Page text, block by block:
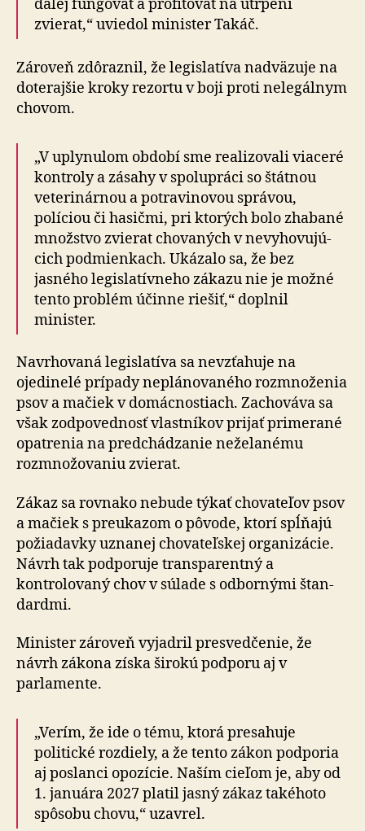
ďalej fungovať a pro­fi­to­vať na utrpení
zvierat,“ uviedol minister Takáč.
Zároveň zdôraznil, že legislatíva nadväzuje na
doterajšie kroky rezortu v boji proti nelegálnym
chovom.
„V uplynulom období sme realizovali viaceré
kontroly a zásahy v spolupráci so štátnou
veterinárnou a po­tra­vi­no­vou správou,
políciou či hasičmi, pri ktorých bolo zhabané
množstvo zvierat chovaných v ne­vy­ho­vu­jú­
cich podmienkach. Ukázalo sa, že bez
jasného le­gis­la­tív­ne­ho zákazu nie je možné
tento problém účinne riešiť,“ doplnil
minister.
Navrhovaná legislatíva sa nevzťahuje na
ojedinelé prípady neplánovaného rozmnoženia
psov a mačiek v domácnostiach. Zachováva sa
však zodpovednosť vlastníkov prijať primerané
opatrenia na predchádzanie neželanému
rozmnožovaniu zvierat.
Zákaz sa rovnako nebude týkať chovateľov psov
a mačiek s preukazom o pôvode, ktorí spĺňajú
požiadavky uznanej chovateľskej organizácie.
Návrh tak podporuje trans­pa­ren­tný a
kontrolovaný chov v súlade s odbornými štan­
dar­dmi.
Minister zároveň vyjadril presvedčenie, že
návrh zákona získa širokú podporu aj v
parlamente.
„Verím, že ide o tému, ktorá presahuje
politické rozdiely, a že tento zákon podporia
aj poslanci opozície. Naším cieľom je, aby od
1. januára 2027 platil jasný zákaz ta­ké­ho­to
spôsobu chovu,“ uzavrel.